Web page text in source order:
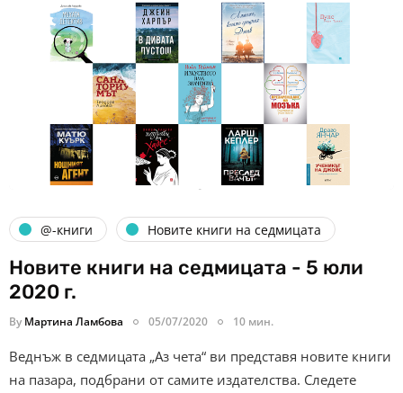
@-книги Новите книги на седмицата
Новите книги на седмицата - 5 юли
2020 г.
By Мартина Ламбова 05/07/2020 10 мин.
Веднъж в седмицата „Аз чета“ ви представя новите книги
на пазара, подбрани от самите издателства. Следете